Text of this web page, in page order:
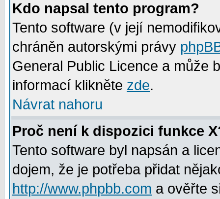
Kdo napsal tento program?
Tento software (v její
chráněn autorskými právy
General Public Licence a může
informací klikněte zde.
Návrat nahoru
Proč není k dispozici funkce
Tento software byl napsán a
dojem, že je potřeba přidat
http://www.phpbb.com a ověřte